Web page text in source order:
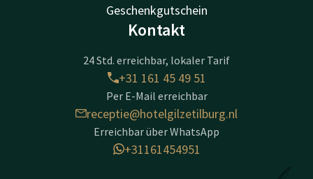
Geschenkgutschein
Kontakt
24 Std. erreichbar, lokaler Tarif
+31 161 45 49 51
Per E-Mail erreichbar
receptie@hotelgilzetilburg.nl
Erreichbar über WhatsApp
+31161454951